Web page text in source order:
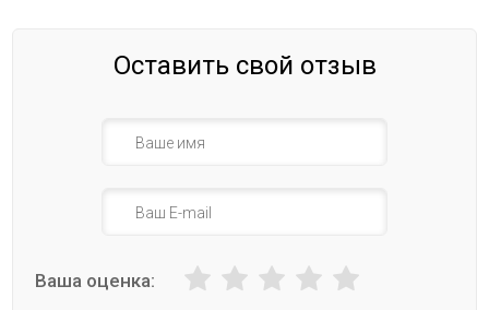
Оставить свой отзыв
Ваша оценка: